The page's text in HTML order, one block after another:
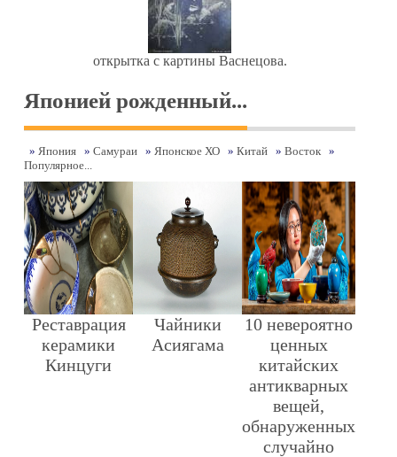
открытка с картины Васнецова.
Японией рожденный...
» Япония » Самураи » Японское ХО » Китай » Восток »
Популярное...
Реставрация
керамики
Кинцуги
Чайники
Асиягама
10 невероятно
ценных
китайских
антикварных
вещей,
обнаруженных
случайно